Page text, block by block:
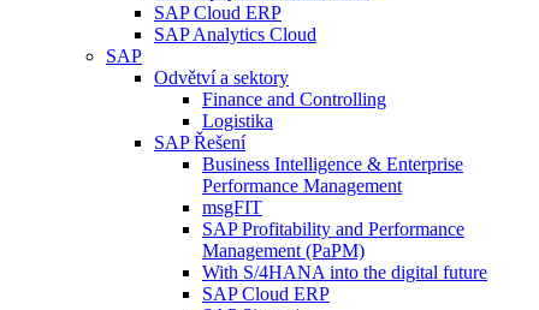
SAP Cloud ERP
SAP Analytics Cloud
SAP
Odvětví a sektory
Finance and Controlling
Logistika
SAP Řešení
Business Intelligence & Enterprise
Performance Management
msgFIT
SAP Profitability and Performance
Management (PaPM)
With S/4HANA into the digital future
SAP Cloud ERP